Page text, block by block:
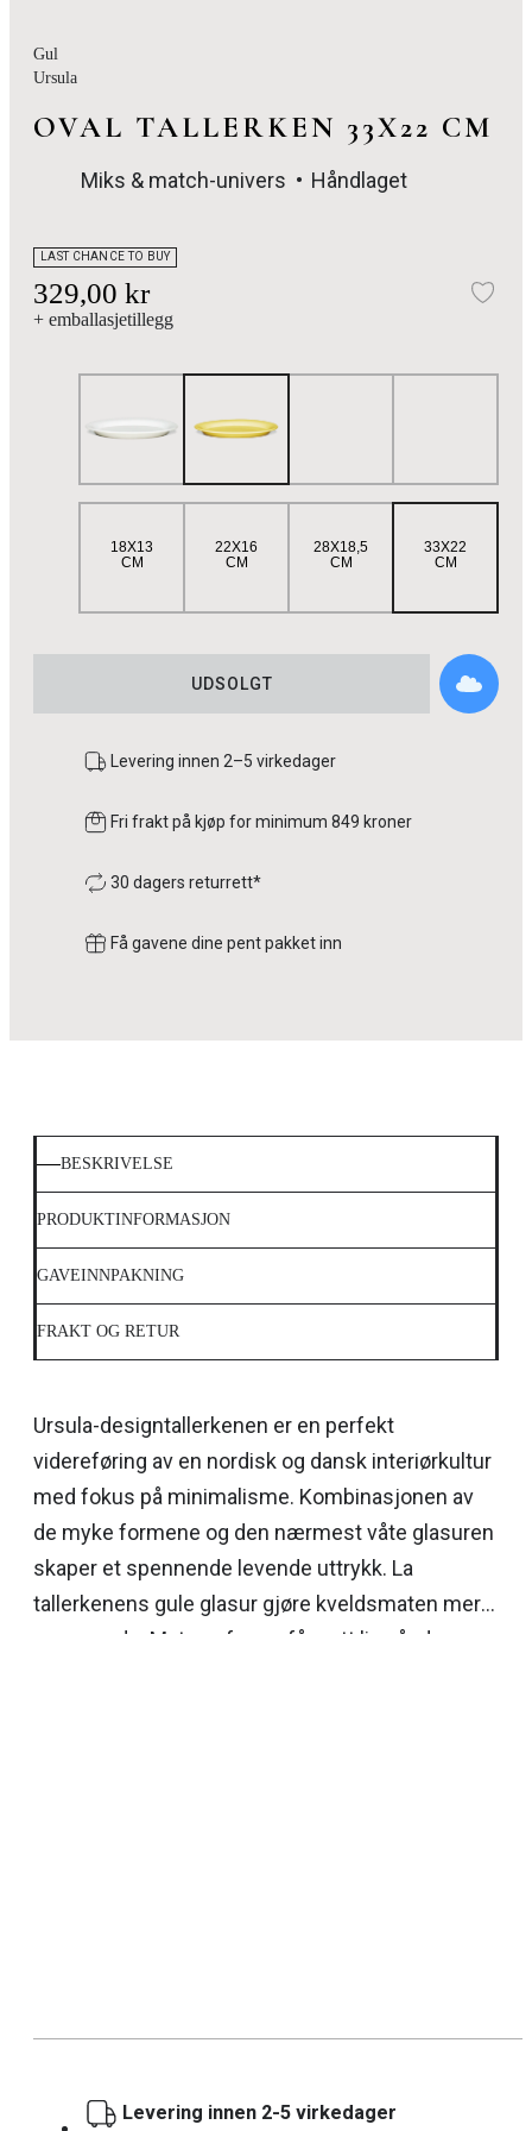
Gul
Ursula
OVAL TALLERKEN 33X22 CM
Miks & match-univers Håndlaget
LAST CHANCE TO BUY
329,00 kr
+ emballasjetillegg
18X13
CM
22X16
CM
28X18,5
CM
33X22
CM
UDSOLGT
Levering innen 2–5 virkedager
Fri frakt på kjøp for minimum 849 kroner
30 dagers returrett*
Få gavene dine pent pakket inn
BESKRIVELSE
PRODUKTINFORMASJON
GAVEINNPAKNING
FRAKT OG RETUR
Ursula-designtallerkenen er en perfekt
videreføring av en nordisk og dansk interiørkultur
med fokus på minimalisme. Kombinasjonen av
de myke formene og den nærmest våte glasuren
skaper et spennende levende uttrykk. La
tallerkenens gule glasur gjøre kveldsmaten mer
spennende. Matens farger får nytt liv når de
Levering innen 2-5 virkedager